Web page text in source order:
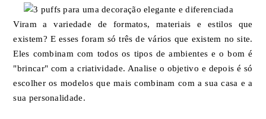
Viram a variedade de formatos, materiais e estilos que
existem? E esses foram só três de vários que existem no site.
Eles combinam com todos os tipos de ambientes e o bom é
"brincar" com a criatividade. Analise o objetivo e depois é só
escolher os modelos que mais combinam com a sua casa e a
sua personalidade.